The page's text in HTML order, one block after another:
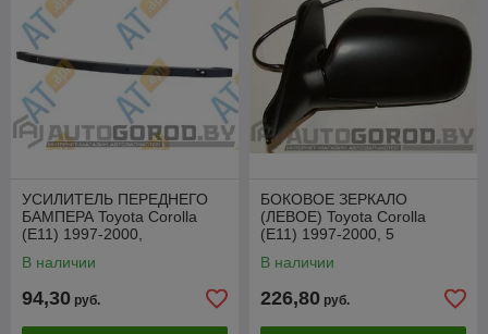
УСИЛИТЕЛЬ ПЕРЕДНЕГО
БАМПЕРА Toyota Corolla
(E11) 1997-2000,
В наличии
94,30 руб.
БОКОВОЕ ЗЕРКАЛО
(ЛЕВОЕ) Toyota Corolla
(E11) 1997-2000, 5
В наличии
226,80 руб.